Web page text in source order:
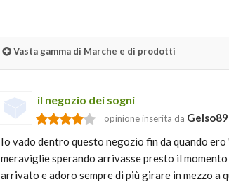
Vasta gamma di Marche e di prodotti
il negozio dei sogni
opinione inserita da
Io vado dentro questo negozio fin da quando
meraviglie sperando arrivasse presto il
arrivato e adoro sempre di più girare in mezzo a